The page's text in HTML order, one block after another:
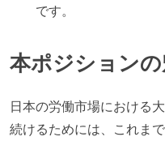
です。
本ポジションの
日本の労働市場における
続けるためには、これま